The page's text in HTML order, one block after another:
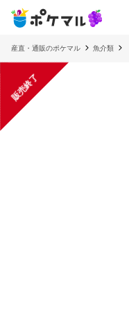
産直・通販のポケマル 魚介類
販売終了